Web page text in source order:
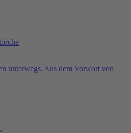
unterwegs. Aus dem Vorwort von